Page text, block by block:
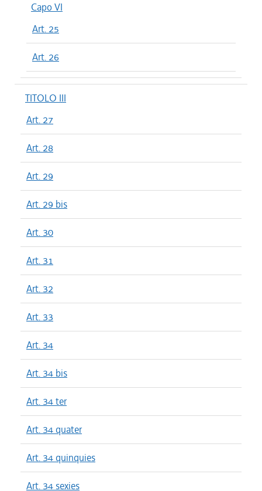
Capo VI
Art. 25
Art. 26
TITOLO III
Art. 27
Art. 28
Art. 29
Art. 29 bis
Art. 30
Art. 31
Art. 32
Art. 33
Art. 34
Art. 34 bis
Art. 34 ter
Art. 34 quater
Art. 34 quinquies
Art. 34 sexies